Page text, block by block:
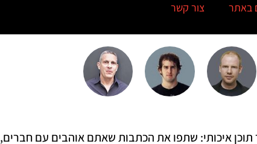
באתר צור קשר
תוכן איכותי: שתפו את הכתבות שאתם אוהבים עם חברים,